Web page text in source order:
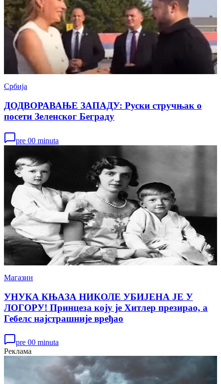
Србија
ДОДВОРАВАЊЕ ЗАПАДУ: Руски стручњак о
посети Зеленског Беграду
pre 00 minuta
Магазин
УНУКА КЊАЗА НИКОЛЕ УБИЈЕНА ЈЕ У
ЛОГОРУ! Принцеза коју је Хитлер презирао, а
Гебелс најстрашније вређао
pre 00 minuta
Реклама